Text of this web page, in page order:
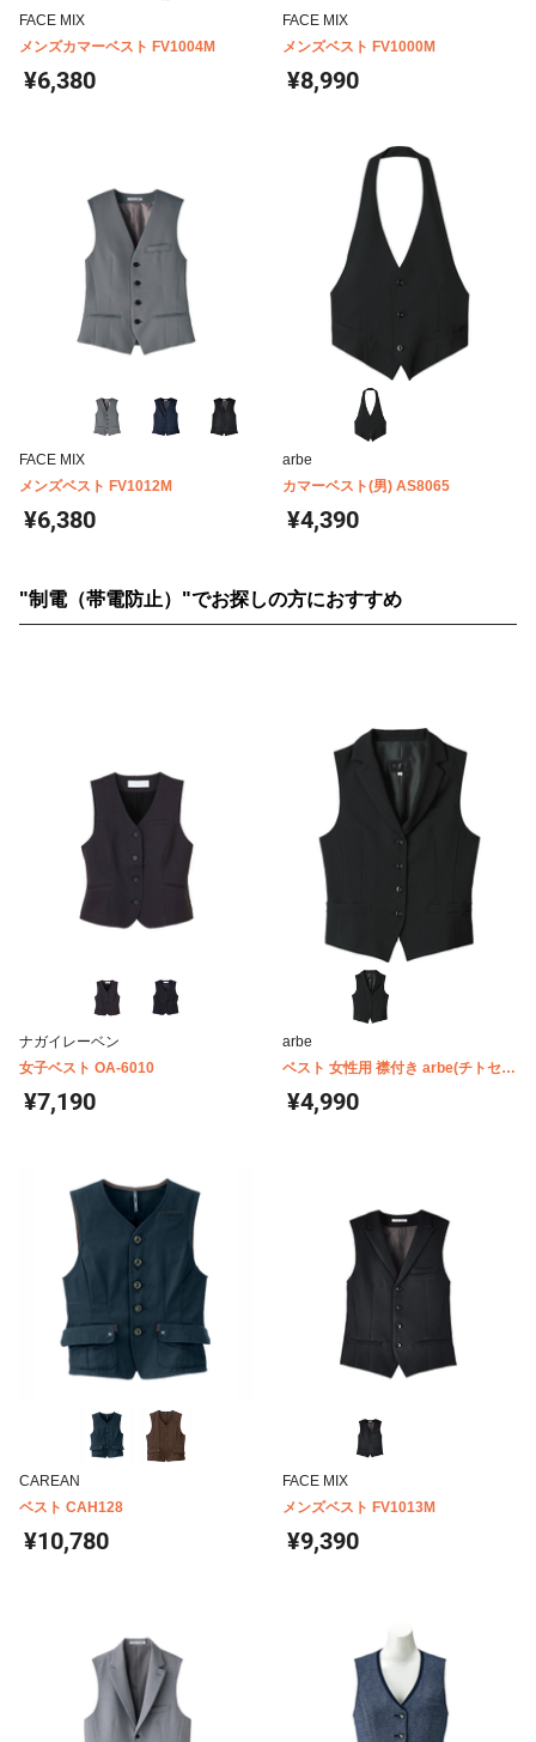
FACE MIX
メンズカマーベスト FV1004M
¥6,380
FACE MIX
メンズベスト FV1000M
¥8,990
FACE MIX
メンズベスト FV1012M
¥6,380
arbe
カマーベスト(男) AS8065
¥4,390
"制電（帯電防止）"でお探しの方におすすめ
ナガイレーベン
女子ベスト OA-6010
¥7,190
arbe
ベスト 女性用 襟付き arbe(チトセ)
AS8062
¥4,990
CAREAN
ベスト CAH128
¥10,780
FACE MIX
メンズベスト FV1013M
¥9,390